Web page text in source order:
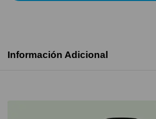
Información Adicional